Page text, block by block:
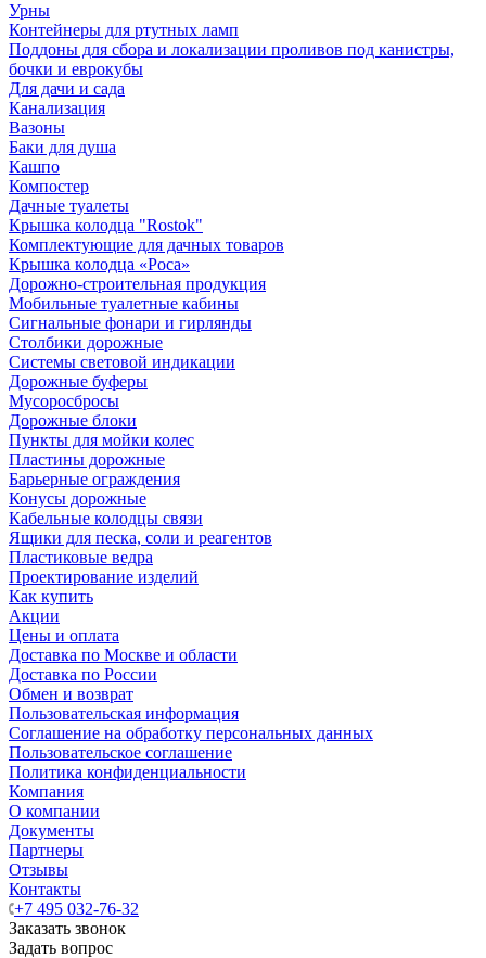
Урны
Контейнеры для ртутных ламп
Поддоны для сбора и локализации проливов под канистры,
бочки и еврокубы
Для дачи и сада
Канализация
Вазоны
Баки для душа
Кашпо
Компостер
Дачные туалеты
Крышка колодца "Rostok"
Комплектующие для дачных товаров
Крышка колодца «Роса»
Дорожно-строительная продукция
Мобильные туалетные кабины
Сигнальные фонари и гирлянды
Столбики дорожные
Системы световой индикации
Дорожные буферы
Мусоросбросы
Дорожные блоки
Пункты для мойки колес
Пластины дорожные
Барьерные ограждения
Конусы дорожные
Кабельные колодцы связи
Ящики для песка, соли и реагентов
Пластиковые ведра
Проектирование изделий
Как купить
Акции
Цены и оплата
Доставка по Москве и области
Доставка по России
Обмен и возврат
Пользовательская информация
Соглашение на обработку персональных данных
Пользовательское соглашение
Политика конфиденциальности
Компания
О компании
Документы
Партнеры
Отзывы
Контакты
+7 495 032-76-32
Заказать звонок
Задать вопрос